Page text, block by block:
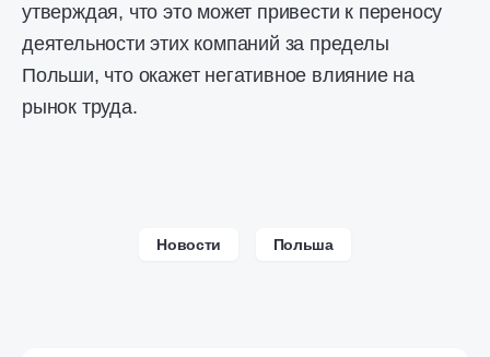
утверждая, что это может привести к переносу
деятельности этих компаний за пределы
Польши, что окажет негативное влияние на
рынок труда.
Новости Польша